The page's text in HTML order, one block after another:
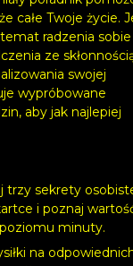
całe Twoje życie.
radzenia
ze
swojej
wypróbowane
aby jak najlepiej
trzy sekrety
i poznaj
minuty.
na